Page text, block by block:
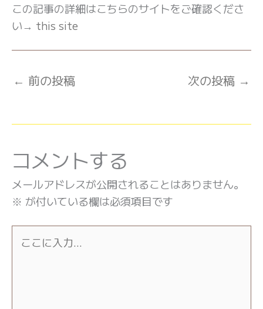
この記事の詳細はこちらのサイトをご確認くださ
い→ this site
← 前の投稿 次の投稿 →
コメントする
メールアドレスが公開されることはありません。
※ が付いている欄は必須項目です